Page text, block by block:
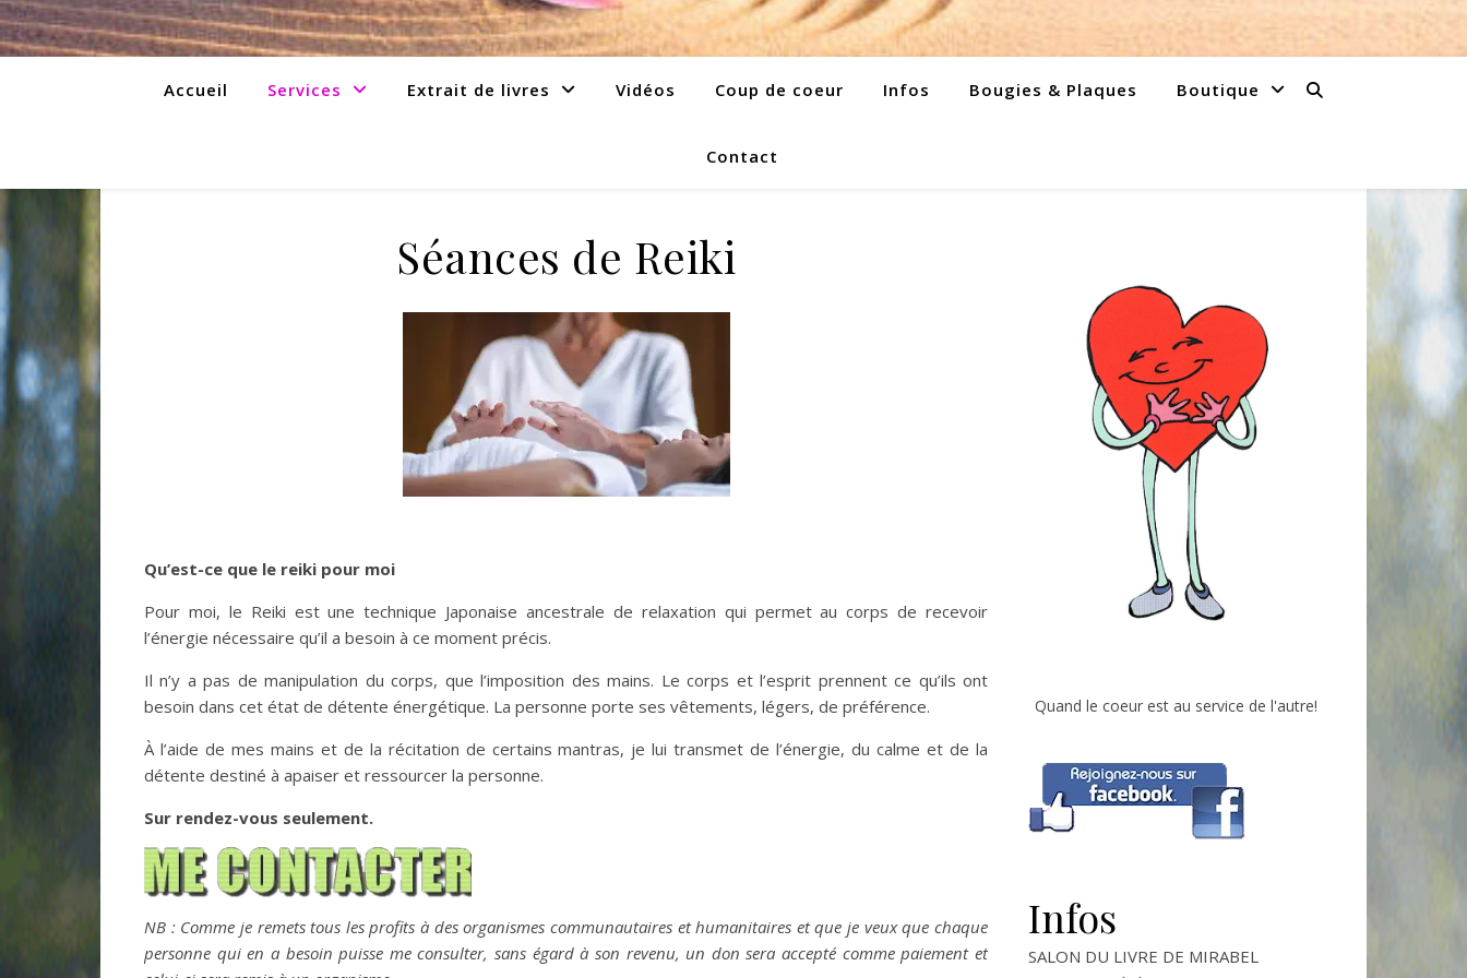
Accueil Services Extrait de livres Vidéos Coup de coeur Infos Bougies & Plaques Boutique
Contact
Séances de Reiki
Qu’est-ce que le reiki pour moi
Pour moi, le Reiki est une technique Japonaise ancestrale de relaxation qui permet au corps de recevoir
l’énergie nécessaire qu’il a besoin à ce moment précis.
Il n’y a pas de manipulation du corps, que l’imposition des mains. Le corps et l’esprit prennent ce qu’ils ont
besoin dans cet état de détente énergétique. La personne porte ses vêtements, légers, de préférence.
À l’aide de mes mains et de la récitation de certains mantras, je lui transmet de l’énergie, du calme et de la
détente destiné à apaiser et ressourcer la personne.
Sur rendez-vous seulement.
NB : Comme je remets tous les profits à des organismes communautaires et humanitaires et que je veux que chaque
personne qui en a besoin puisse me consulter, sans égard à son revenu, un don sera accepté comme paiement et
Quand le coeur est au service de l'autre!
Infos
SALON DU LIVRE DE MIRABEL